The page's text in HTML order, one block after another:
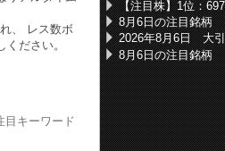
、 レス数ボ
ださい。
目キーワード
【注目株】1位：
8月6日の注目銘柄
2026年8月6日 大
8月6日の注目銘柄